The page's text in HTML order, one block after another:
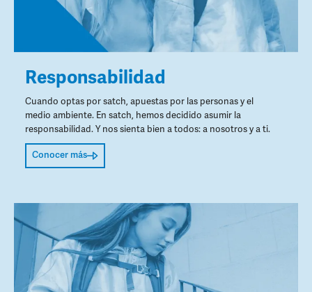
Responsabilidad
Cuando optas por satch, apuestas por las personas y el
medio ambiente. En satch, hemos decidido asumir la
responsabilidad. Y nos sienta bien a todos: a nosotros y a ti.
Conocer más